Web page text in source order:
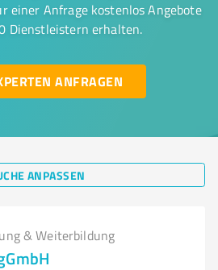
einer Anfrage kostenlos Angebote
Dienstleistern erhalten.
ANFRAGEN
ANPASSEN
& Weiterbildung